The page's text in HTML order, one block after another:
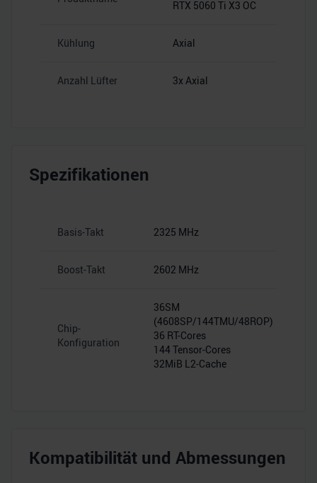
RTX 5060 Ti X3 OC
Kühlung Axial
Anzahl Lüfter 3x Axial
Spezifikationen
Basis-Takt 2325 MHz
Boost-Takt 2602 MHz
Chip-
Konfiguration
36SM
(4608SP/144TMU/48ROP)
36 RT-Cores
144 Tensor-Cores
32MiB L2-Cache
Kompatibilität und Abmessungen